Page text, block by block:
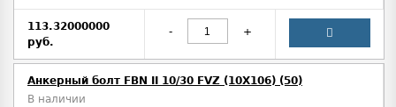
113.32000000
руб.
- +
Анкерный болт FBN II 10/30 FVZ (10X106) (50)
В наличии